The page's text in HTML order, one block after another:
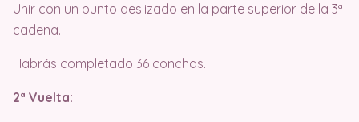
Unir con un punto deslizado en la parte superior de la 3ª
cadena.
Habrás completado 36 conchas.
2ª Vuelta: